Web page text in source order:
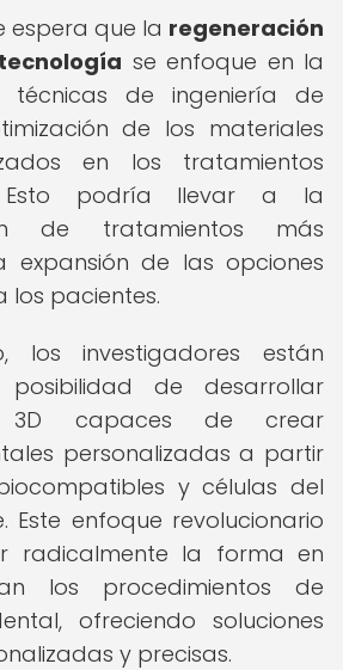
espera que la regeneración
se enfoque en la
de ingeniería de
de los materiales
en los tratamientos
Esto podría llevar a la
de tratamientos más
expansión de las opciones
los pacientes.
los investigadores están
de desarrollar
3D capaces de crear
personalizadas a partir
y células del
Este enfoque revolucionario
radicalmente la forma en
los procedimientos de
ofreciendo soluciones
y precisas.